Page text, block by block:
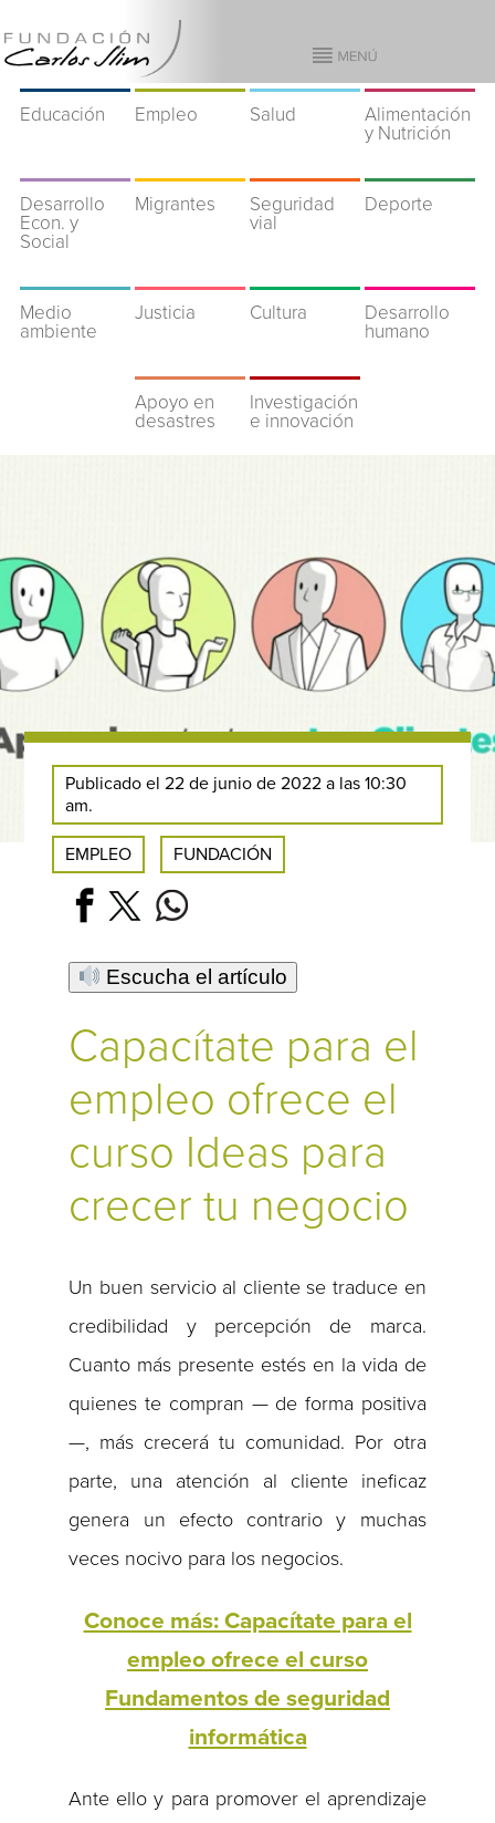
Educación Empleo Salud
Alimentación
y Nutrición
Desarrollo
Econ. y
Social
Migrantes
Seguridad
vial
Deporte
Medio
ambiente
Justicia Cultura
Desarrollo
humano
Apoyo en
desastres
Investigación
e innovación
Publicado el 22 de junio de 2022 a las 10:30
am.
EMPLEO FUNDACIÓN
Escucha el artículo
Capacítate para el
empleo ofrece el
curso Ideas para
crecer tu negocio
Un buen servicio al cliente se traduce en
credibilidad y percepción de marca.
Cuanto más presente estés en la vida de
quienes te compran — de forma positiva
—, más crecerá tu comunidad. Por otra
parte, una atención al cliente ineficaz
genera un efecto contrario y muchas
veces nocivo para los negocios.
Conoce más: Capacítate para el
empleo ofrece el curso
Fundamentos de seguridad
informática
Ante ello y para promover el aprendizaje